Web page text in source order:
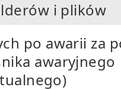
i plików
po awarii za
awaryjnego